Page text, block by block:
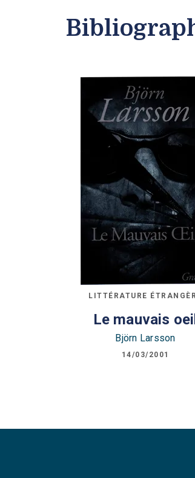
LITTÉRATURE
Le mauvais
Björn Larsson
14/03/2001